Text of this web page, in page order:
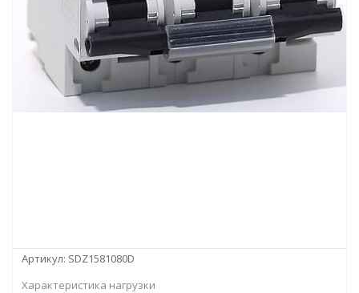
Артикул: SDZ1581080D
Характеристика нагрузки